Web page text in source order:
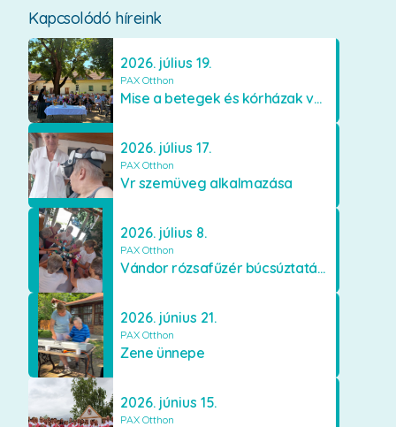
Kapcsolódó híreink
2026. július 19.
PAX Otthon
Mise a betegek és kórházak védőszentjének emlékére
2026. július 17.
PAX Otthon
Vr szemüveg alkalmazása
2026. július 8.
PAX Otthon
Vándor rózsafűzér búcsúztatása
2026. június 21.
PAX Otthon
Zene ünnepe
2026. június 15.
PAX Otthon